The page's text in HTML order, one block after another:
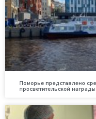
Поморье представлено
просветительской